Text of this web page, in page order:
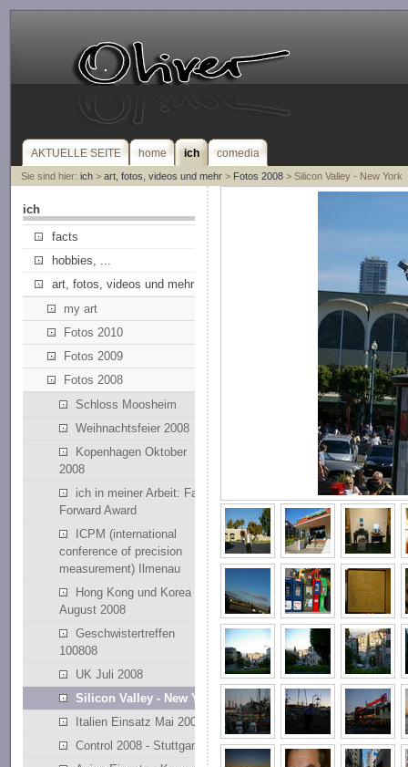
AKTUELLE SEITE home ich comedia
Sie sind hier: ich> art, fotos, videos und mehr> Fotos 2008> Silicon Valley - New York
ich
facts
hobbies, ...
art, fotos, videos und mehr
my art
Fotos 2010
Fotos 2009
Fotos 2008
Schloss Moosheim
Weihnachtsfeier 2008
Kopenhagen Oktober
2008
ich in meiner Arbeit: Fast
Forward Award
ICPM (international
conference of precision
measurement) Ilmenau
Hong Kong und Korea
August 2008
Geschwistertreffen
100808
UK Juli 2008
Silicon Valley - New York
Italien Einsatz Mai 2008
Control 2008 - Stuttgart